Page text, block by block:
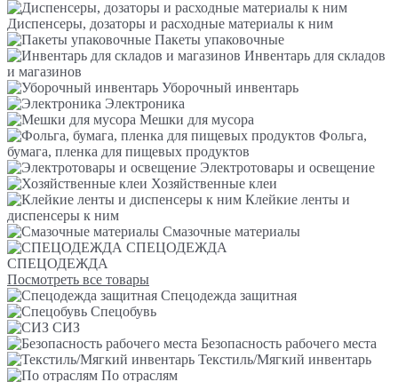
Диспенсеры, дозаторы и расходные материалы к ним
Пакеты упаковочные
Инвентарь для складов
и магазинов
Уборочный инвентарь
Электроника
Мешки для мусора
Фольга,
бумага, пленка для пищевых продуктов
Электротовары и освещение
Хозяйственные клеи
Клейкие ленты и
диспенсеры к ним
Смазочные материалы
СПЕЦОДЕЖДА
СПЕЦОДЕЖДА
Посмотреть все товары
Спецодежда защитная
Спецобувь
СИЗ
Безопасность рабочего места
Текстиль/Мягкий инвентарь
По отраслям